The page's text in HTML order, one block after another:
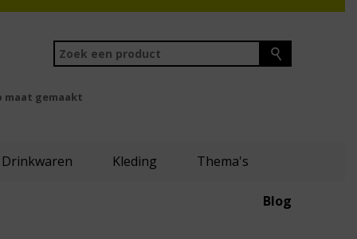
maat gemaakt
Drinkwaren Kleding Thema's
Blog